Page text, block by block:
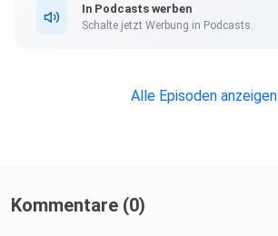
In Podcasts werben
Schalte jetzt Werbung in Podcasts.
Alle Episoden anzeigen
Kommentare (0)